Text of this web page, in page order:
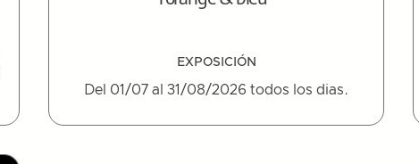
EXPOSICIÓN
Del 01/07 al 31/08/2026 todos los dias.